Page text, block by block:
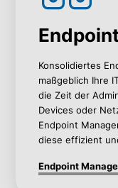
Konsolidiertes
maßgeblich Ihre
die Zeit der
Devices oder
Endpoint
diese effizient
Endpoint